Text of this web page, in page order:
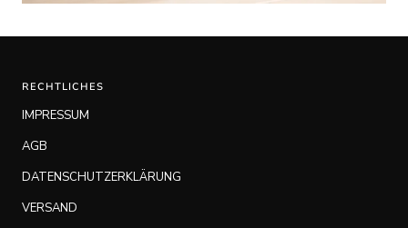
RECHTLICHES
IMPRESSUM
AGB
DATENSCHUTZERKLÄRUNG
VERSAND